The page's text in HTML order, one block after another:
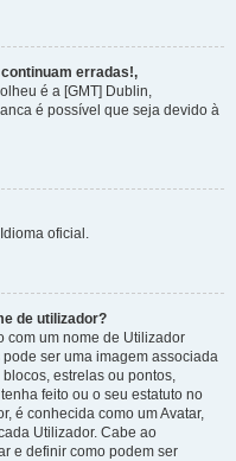
erradas!,
é a [GMT] Dublin,
é possível que seja devido à
oficial.
de utilizador?
com um nome de Utilizador
ser uma imagem associada
estrelas ou pontos,
feito ou o seu estatuto no
é conhecida como um Avatar,
Utilizador. Cabe ao
e definir como podem ser